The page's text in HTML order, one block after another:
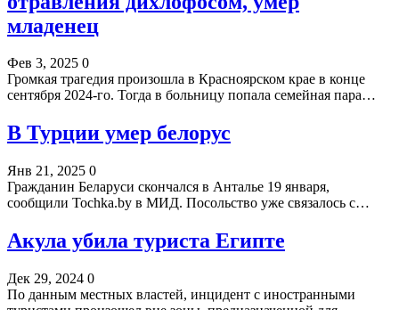
младенец
Фев 3, 2025 0
Громкая трагедия произошла в Красноярском крае в конце
сентября 2024-го. Тогда в больницу попала семейная пара…
В Турции умер белорус
Янв 21, 2025 0
Гражданин Беларуси скончался в Анталье 19 января,
сообщили Tochka.by в МИД. Посольство уже связалось с…
Акула убила туриста Египте
Дек 29, 2024 0
По данным местных властей, инцидент с иностранными